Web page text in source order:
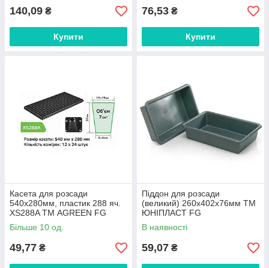
140,09 ₴
Купити
76,53 ₴
Купити
Касета для розсади
540х280мм, пластик 288 яч.
XS288A ТМ AGREEN FG
Більше 10 од.
49,77 ₴
Піддон для розсади
(великий) 260х402х76мм ТМ
ЮНІПЛАСТ FG
В наявності
59,07 ₴